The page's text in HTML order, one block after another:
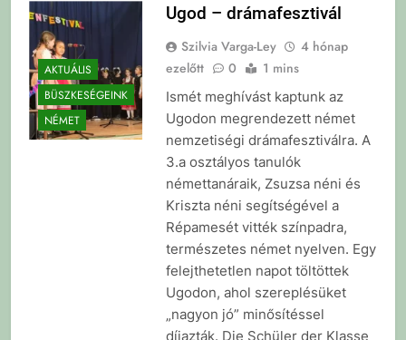
AKTUÁLIS
BÜSZKESÉGEINK
NÉMET
Ugod – drámafesztivál
Szilvia Varga-Ley
4 hónap
ezelőtt
0 1 mins
Ismét meghívást kaptunk az
Ugodon megrendezett német
nemzetiségi drámafesztiválra. A
3.a osztályos tanulók
némettanáraik, Zsuzsa néni és
Kriszta néni segítségével a
Répamesét vitték színpadra,
természetes német nyelven. Egy
felejthetetlen napot töltöttek
Ugodon, ahol szereplésüket
„nagyon jó” minősítéssel
díjazták. Die Schüler der Klasse